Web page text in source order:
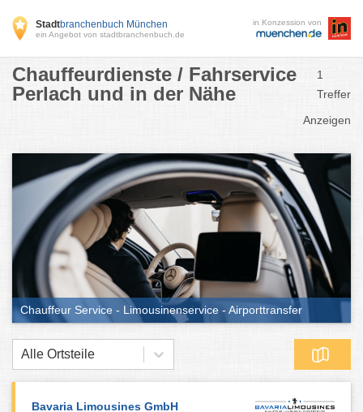
Stadtbranchenbuch München
ein Angebot von stadtbranchenbuch.de
in Konzession von
Chauffeurdienste / Fahrservice
Perlach und in der Nähe
1
Treffer
Anzeigen
Chauffeur Service - Limousinenservice - Airporttransfer
Alle Ortsteile
Bavaria Limousines GmbH